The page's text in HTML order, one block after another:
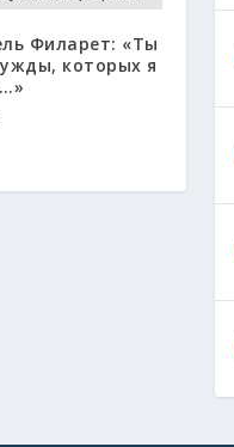
Филарет: «Ты
которых я